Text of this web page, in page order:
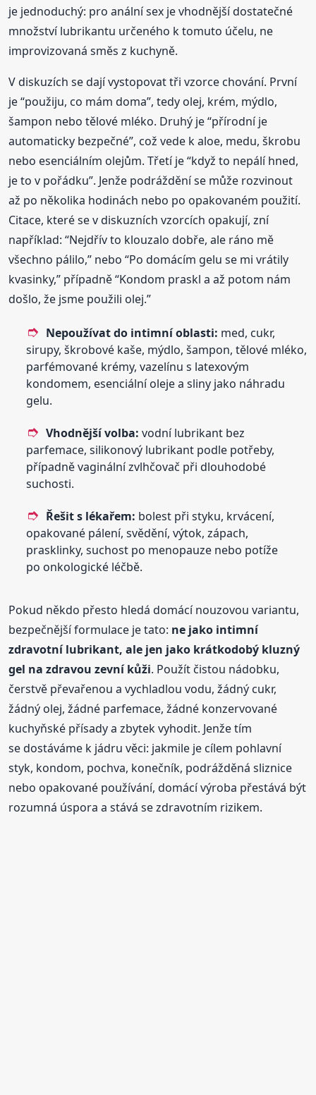
je jednoduchý: pro anální sex je vhodnější dostatečné
množství lubrikantu určeného k tomuto účelu, ne
improvizovaná směs z kuchyně.
V diskuzích se dají vystopovat tři vzorce chování. První
je “použiju, co mám doma”, tedy olej, krém, mýdlo,
šampon nebo tělové mléko. Druhý je “přírodní je
automaticky bezpečné”, což vede k aloe, medu, škrobu
nebo esenciálním olejům. Třetí je “když to nepálí hned,
je to v pořádku”. Jenže podráždění se může rozvinout
až po několika hodinách nebo po opakovaném použití.
Citace, které se v diskuzních vzorcích opakují, zní
například: “Nejdřív to klouzalo dobře, ale ráno mě
všechno pálilo,” nebo “Po domácím gelu se mi vrátily
kvasinky,” případně “Kondom praskl a až potom nám
došlo, že jsme použili olej.”
Nepoužívat do intimní oblasti: med, cukr,
sirupy, škrobové kaše, mýdlo, šampon, tělové mléko,
parfémované krémy, vazelínu s latexovým
kondomem, esenciální oleje a sliny jako náhradu
gelu.
Vhodnější volba: vodní lubrikant bez
parfemace, silikonový lubrikant podle potřeby,
případně vaginální zvlhčovač při dlouhodobé
suchosti.
Řešit s lékařem: bolest při styku, krvácení,
opakované pálení, svědění, výtok, zápach,
prasklinky, suchost po menopauze nebo potíže
po onkologické léčbě.
Pokud někdo přesto hledá domácí nouzovou variantu,
bezpečnější formulace je tato: ne jako intimní
zdravotní lubrikant, ale jen jako krátkodobý kluzný
gel na zdravou zevní kůži. Použít čistou nádobku,
čerstvě převařenou a vychladlou vodu, žádný cukr,
žádný olej, žádné parfemace, žádné konzervované
kuchyňské přísady a zbytek vyhodit. Jenže tím
se dostáváme k jádru věci: jakmile je cílem pohlavní
styk, kondom, pochva, konečník, podrážděná sliznice
nebo opakované používání, domácí výroba přestává být
rozumná úspora a stává se zdravotním rizikem.